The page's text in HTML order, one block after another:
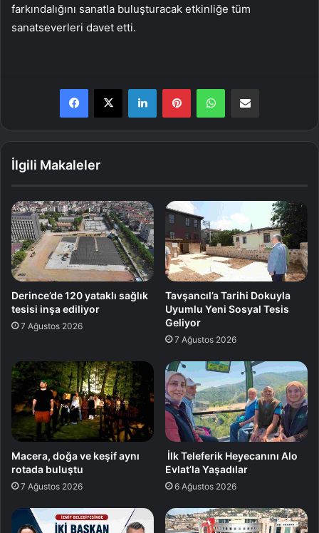
farkındalığını sanatla buluşturacak etkinliğe tüm
sanatseverleri davet etti.
İlgili Makaleler
Derince’de 120 yataklı sağlık
tesisi inşa ediliyor
7 Ağustos 2026
Tavşancıl’a Tarihi Dokuyla
Uyumlu Yeni Sosyal Tesis
Geliyor
7 Ağustos 2026
Macera, doğa ve keşif aynı
rotada buluştu
7 Ağustos 2026
İlk Teleferik Heyecanını Alo
Evlat’la Yaşadılar
6 Ağustos 2026